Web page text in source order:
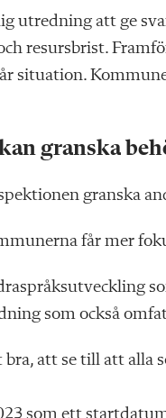
utredning att ge
resursbrist.
situation.
granska
granska
får mer
som också
att se till att alla